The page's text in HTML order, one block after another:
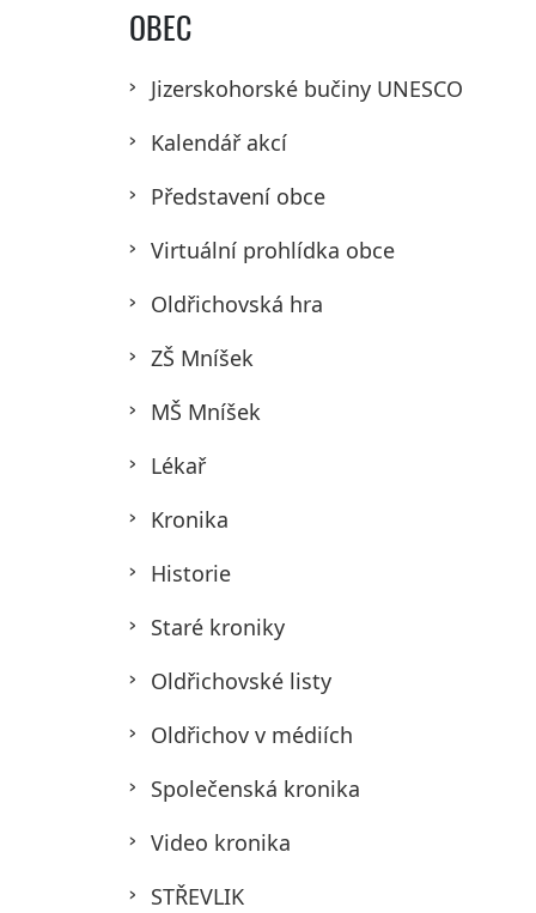
OBEC
Jizerskohorské bučiny UNESCO
Kalendář akcí
Představení obce
Virtuální prohlídka obce
Oldřichovská hra
ZŠ Mníšek
MŠ Mníšek
Lékař
Kronika
Historie
Staré kroniky
Oldřichovské listy
Oldřichov v médiích
Společenská kronika
Video kronika
STŘEVLIK